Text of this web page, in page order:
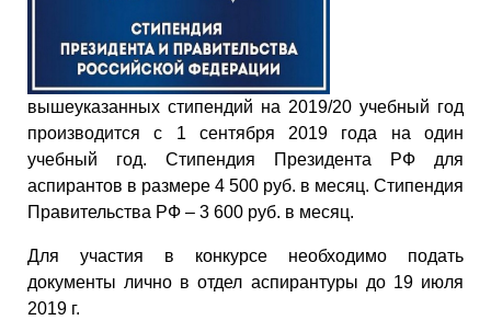
вышеуказанных стипендий на 2019/20 учебный год
производится с 1 сентября 2019 года на один
учебный год. Стипендия Президента РФ для
аспирантов в размере 4 500 руб. в месяц. Стипендия
Правительства РФ – 3 600 руб. в месяц.
Для участия в конкурсе необходимо подать
документы лично в отдел аспирантуры до 19 июля
2019 г.